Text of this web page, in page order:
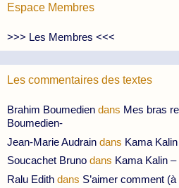
Espace Membres
>>> Les Membres <<<
Les commentaires des textes
Brahim Boumedien dans Mes bras
Boumedien-
Jean-Marie Audrain dans Kama
Soucachet Bruno dans Kama Kalin
Ralu Edith dans S’aimer comment